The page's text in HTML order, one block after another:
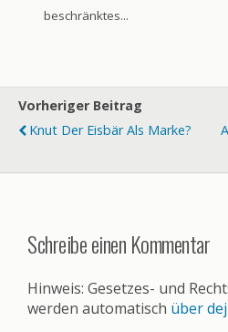
beschränktes...
Vorheriger Beitrag
Knut Der Eisbär Als Marke?
Schreibe einen Kommentar
Hinweis: Gesetzes- und
werden automatisch über